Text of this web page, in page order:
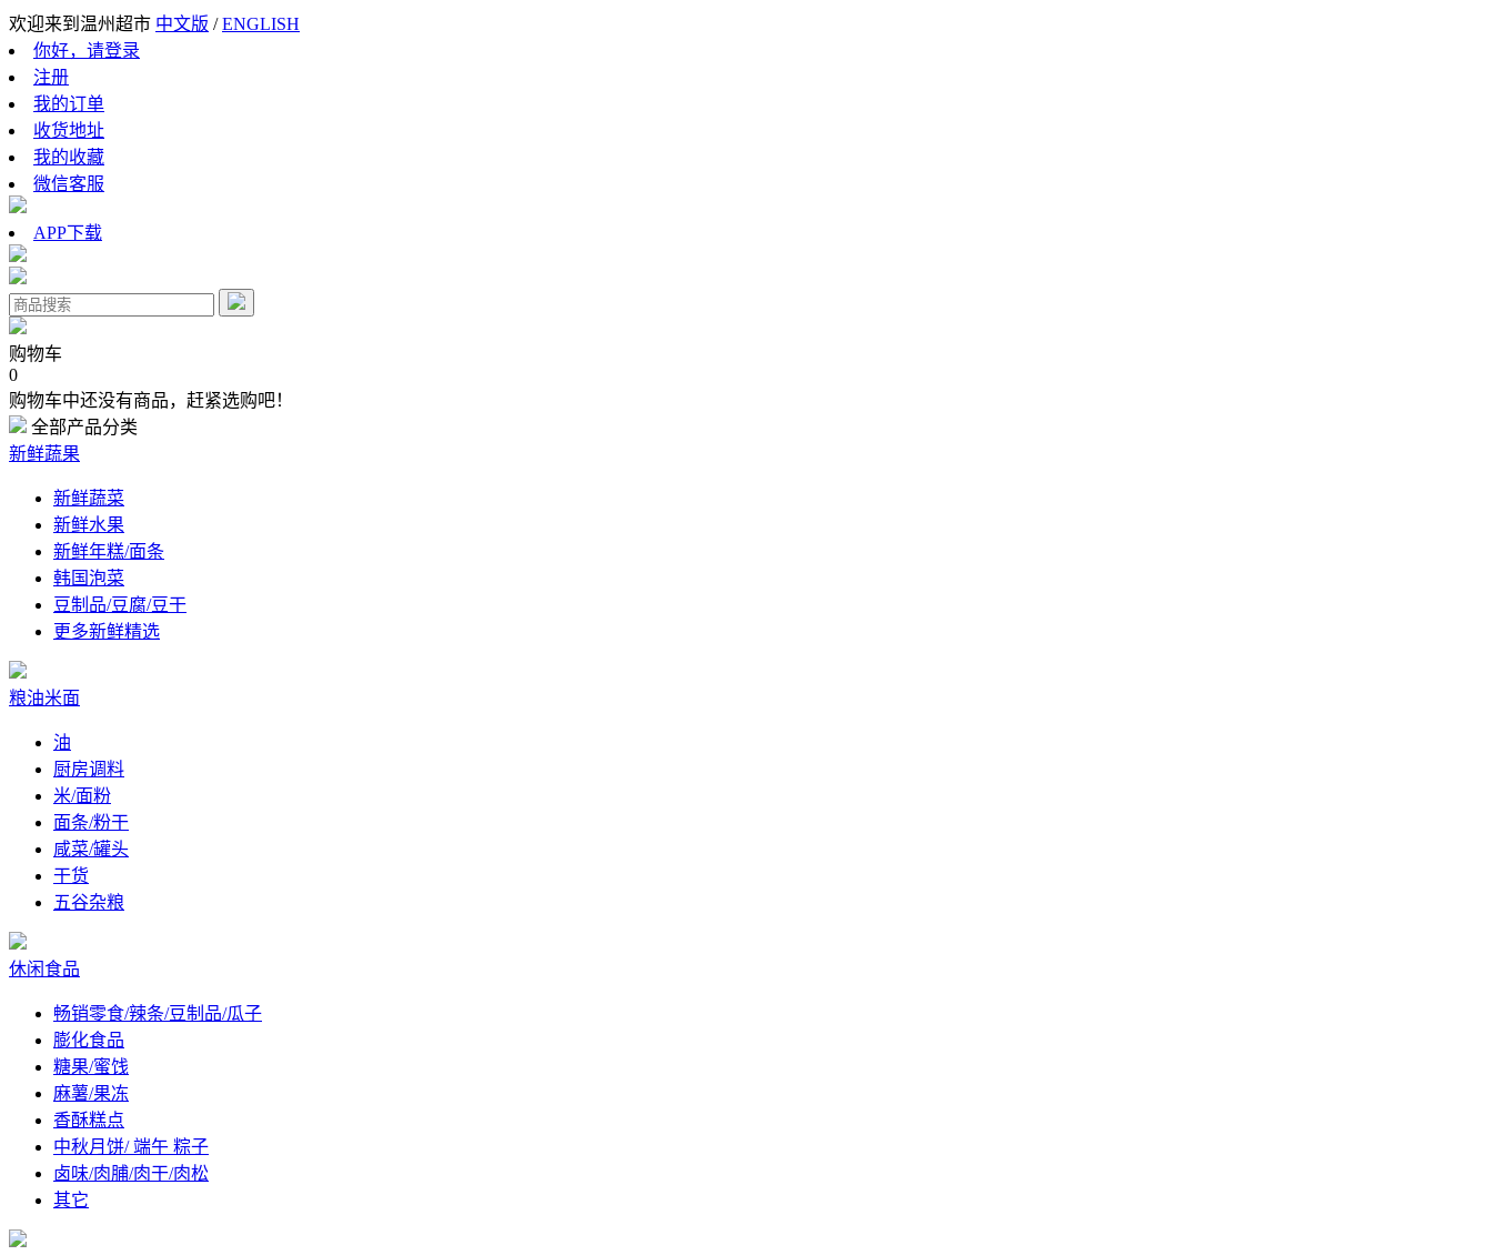
欢迎来到温州超市 中文版 /ENGLISH
你好，请登录
注册
我的订单
收货地址
我的收藏
微信客服
APP下载
购物车
0
购物车中还没有商品，赶紧选购吧！
全部产品分类
新鲜蔬果
新鲜蔬菜
新鲜水果
新鲜年糕/面条
韩国泡菜
豆制品/豆腐/豆干
更多新鲜精选
粮油米面
油
厨房调料
米/面粉
面条/粉干
咸菜/罐头
干货
五谷杂粮
休闲食品
畅销零食/辣条/豆制品/瓜子
膨化食品
糖果/蜜饯
麻薯/果冻
香酥糕点
中秋月饼/ 端午 粽子
卤味/肉脯/肉干/肉松
其它